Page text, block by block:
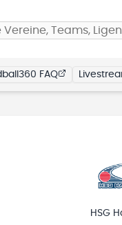
Vereine, Teams,
FAQ
HSG